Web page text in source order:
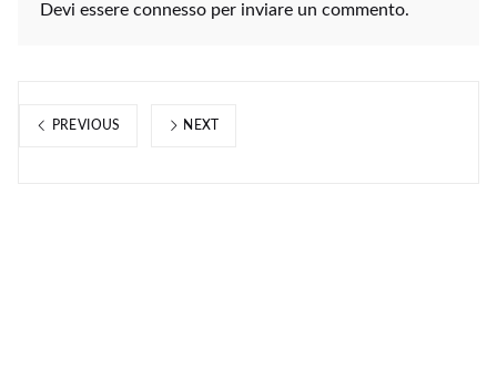
Devi essere connesso per inviare un commento.
PREVIOUS NEXT